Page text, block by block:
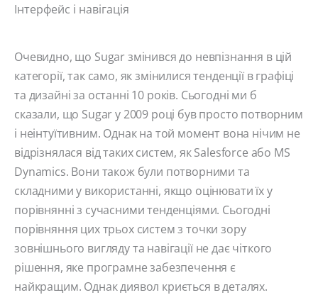
Інтерфейс і навігація
Очевидно, що Sugar змінився до невпізнання в цій
категорії, так само, як змінилися тенденції в графіці
та дизайні за останні 10 років. Сьогодні ми б
сказали, що Sugar у 2009 році був просто потворним
і неінтуїтивним. Однак на той момент вона нічим не
відрізнялася від таких систем, як Salesforce або MS
Dynamics. Вони також були потворними та
складними у використанні, якщо оцінювати їх у
порівнянні з сучасними тенденціями. Сьогодні
порівняння цих трьох систем з точки зору
зовнішнього вигляду та навігації не дає чіткого
рішення, яке програмне забезпечення є
найкращим. Однак диявол криється в деталях.